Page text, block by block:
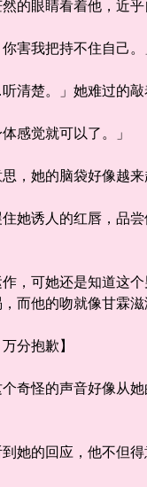
的眼睛看着他，
害我把持不住自己。
。」她难过的敲着
觉就可以了。」
，她的脑袋好像越来
诱人的红唇，品尝
可她还是知道这个
，而他的吻就像甘
万分抱歉】
怪的声音好像从她
的回应，他不但得